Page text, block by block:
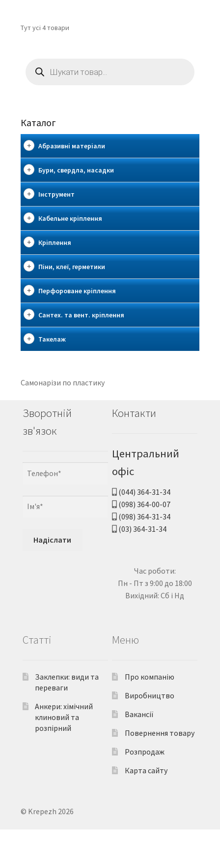
Тут усі 4 товари
товарів
Каталог
Абразивні матеріали
Бури, свердла, насадки
Інструмент
Кабельне кріплення
Кріплення
Піни, клеї, герметики
Перфороване кріплення
Сантех. та вент. кріплення
Такелаж
Самонарізи по пластику
Зворотній
зв'язок
Контакти
Центральний
офіс
(044) 364-31-34
(098) 364-00-07
(098) 364-31-34
(03) 364-31-34
Час роботи:
Пн - Пт з 9:00 до 18:00
Вихідний: Сб і Нд
Статті
Заклепки: види та
переваги
Анкери: хімічний
клиновий та
розпірний
Меню
Про компанію
Виробництво
Вакансії
Повернення товару
Розпродаж
Карта сайту
© Krepezh 2026